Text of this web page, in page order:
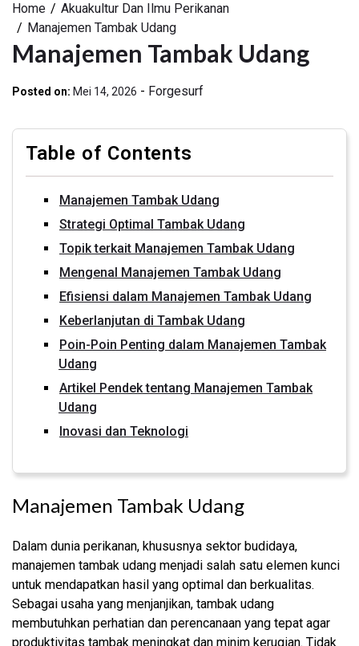
Home
Akuakultur Dan Ilmu Perikanan
Manajemen Tambak Udang
Manajemen Tambak Udang
Posted on: Mei 14, 2026 - Forgesurf
Table of Contents
Manajemen Tambak Udang
Strategi Optimal Tambak Udang
Topik terkait Manajemen Tambak Udang
Mengenal Manajemen Tambak Udang
Efisiensi dalam Manajemen Tambak Udang
Keberlanjutan di Tambak Udang
Poin-Poin Penting dalam Manajemen Tambak
Udang
Artikel Pendek tentang Manajemen Tambak
Udang
Inovasi dan Teknologi
Manajemen Tambak Udang
Dalam dunia perikanan, khususnya sektor budidaya,
manajemen tambak udang menjadi salah satu elemen kunci
untuk mendapatkan hasil yang optimal dan berkualitas.
Sebagai usaha yang menjanjikan, tambak udang
membutuhkan perhatian dan perencanaan yang tepat agar
produktivitas tambak meningkat dan minim kerugian. Tidak